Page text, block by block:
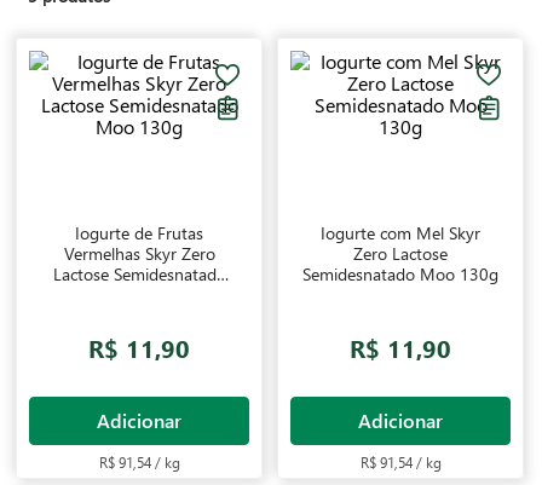
Iogurte de Frutas
Vermelhas Skyr Zero
Lactose Semidesnatado
R$ 11,90
Adicionar
R$ 91,54 / kg
Iogurte com Mel Skyr
Zero Lactose
Semidesnatado Moo 130g
R$ 11,90
Adicionar
R$ 91,54 / kg